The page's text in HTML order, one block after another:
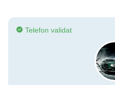
Telefon validat